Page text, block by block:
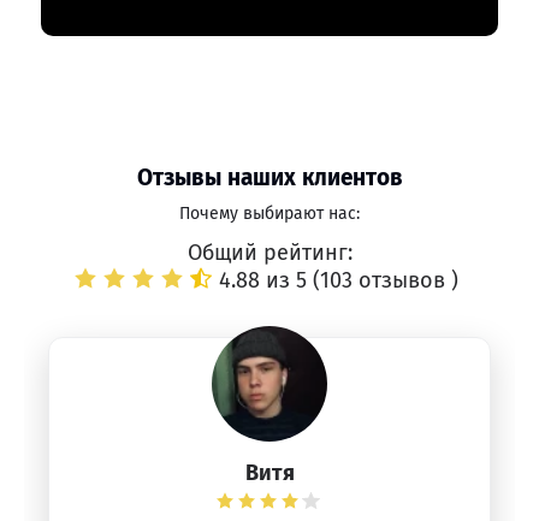
Отзывы наших клиентов
Почему выбирают нас:
Общий рейтинг:
4.88 из 5 (103 отзывов )
Витя